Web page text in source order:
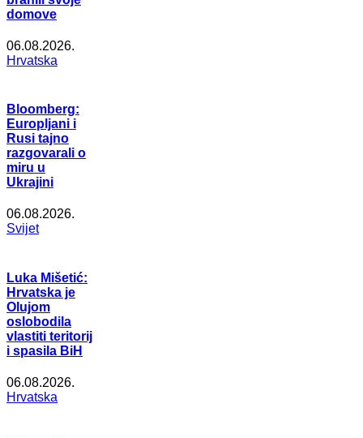
domove
06.08.2026.
Hrvatska
Bloomberg:
Europljani i
Rusi tajno
razgovarali o
miru u
Ukrajini
06.08.2026.
Svijet
Luka Mišetić:
Hrvatska je
Olujom
oslobodila
vlastiti teritorij
i spasila BiH
06.08.2026.
Hrvatska